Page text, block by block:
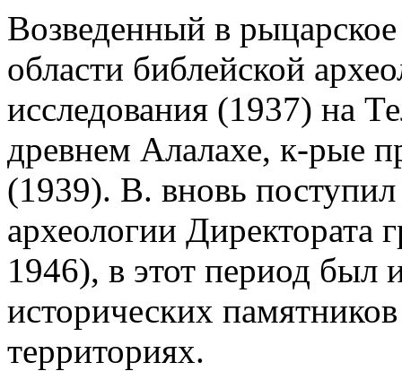
Возведенный в
области библейской
исследования (1937) на
древнем Алалахе, к-рые
(1939). В. вновь
археологии Директората
1946), в этот период был
исторических
территориях.